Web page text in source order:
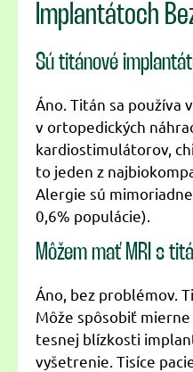
Implantátoch
Sú titánové
Áno. Titán sa používa
v ortopedických
kardiostimulátorov,
to jeden z
Alergie sú
0,6% populácie).
Môžem mať MRI s
Áno, bez problémov.
Môže spôsobiť
tesnej blízkosti
vyšetrenie. Tisíce